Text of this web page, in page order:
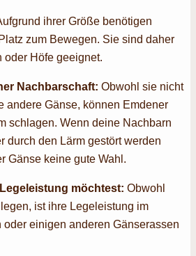
ihrer Größe benötigen
zum Bewegen. Sie sind daher
oder Höfe geeignet.
Nachbarschaft:Obwohl sie nicht
andere Gänse, können Emdener
schlagen. Wenn deine Nachbarn
durch den Lärm gestört werden
Gänse keine gute Wahl.
möchtest: Obwohl
ist ihre Legeleistung im
einigen anderen Gänserassen